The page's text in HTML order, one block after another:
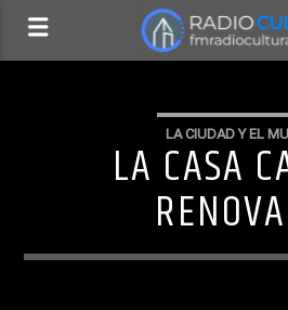
LA CIUDAD Y EL
LA CASA